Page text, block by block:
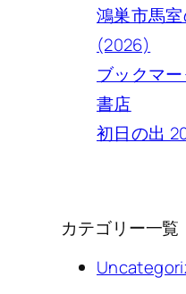
鴻巣市馬
(2026)
ブックマ
書店
初日の出
カテゴリー一覧